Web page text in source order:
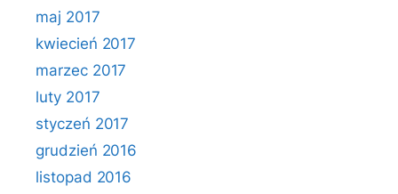
maj 2017
kwiecień 2017
marzec 2017
luty 2017
styczeń 2017
grudzień 2016
listopad 2016